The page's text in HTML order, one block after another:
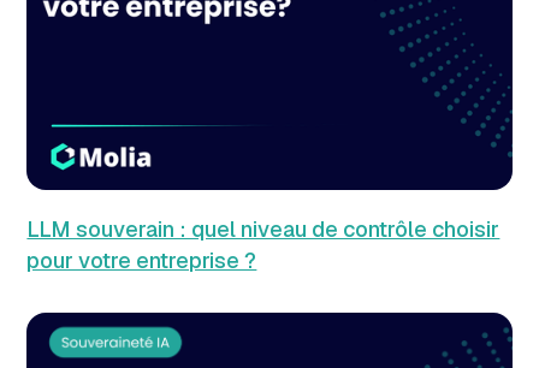
LLM souverain : quel niveau de contrôle choisir
pour votre entreprise ?